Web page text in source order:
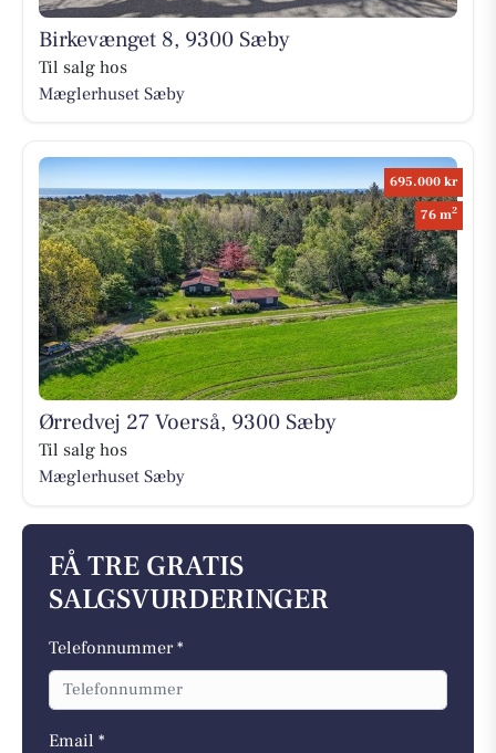
Birkevænget 8, 9300 Sæby
Til salg hos
Mæglerhuset Sæby
695.000 kr
76 m2
Ørredvej 27 Voerså, 9300 Sæby
Til salg hos
Mæglerhuset Sæby
FÅ TRE GRATIS
SALGSVURDERINGER
Telefonnummer *
Email *